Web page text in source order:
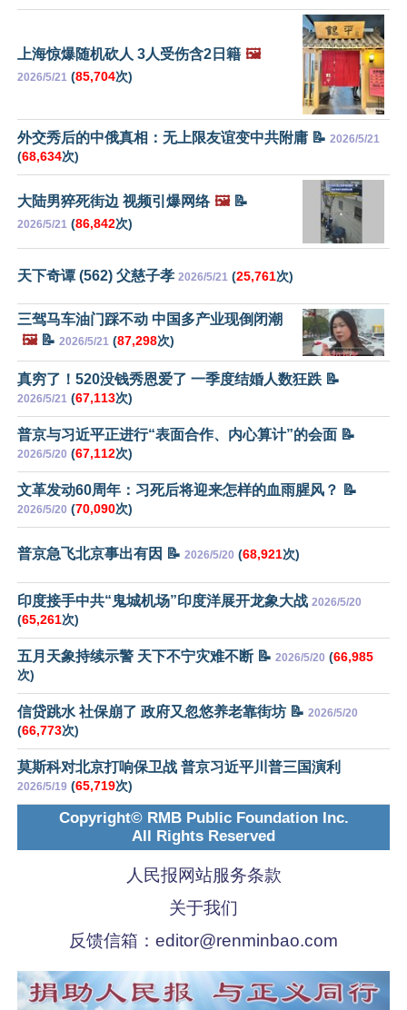
上海惊爆随机砍人 3人受伤含2日籍 🖼️
2026/5/21 (85,704次)
外交秀后的中俄真相：无上限友谊变中共附庸 📝 2026/5/21
(68,634次)
大陆男猝死街边 视频引爆网络 🖼️📝
2026/5/21 (86,842次)
天下奇谭 (562) 父慈子孝 2026/5/21 (25,761次)
三驾马车油门踩不动 中国多产业现倒闭潮
🖼️📝 2026/5/21 (87,298次)
真穷了！520没钱秀恩爱了 一季度结婚人数狂跌 📝
2026/5/21 (67,113次)
普京与习近平正进行“表面合作、内心算计”的会面 📝
2026/5/20 (67,112次)
文革发动60周年：习死后将迎来怎样的血雨腥风？ 📝
2026/5/20 (70,090次)
普京急飞北京事出有因 📝 2026/5/20 (68,921次)
印度接手中共“鬼城机场”印度洋展开龙象大战 2026/5/20
(65,261次)
五月天象持续示警 天下不宁灾难不断 📝 2026/5/20 (66,985
次)
信贷跳水 社保崩了 政府又忽悠养老靠街坊 📝 2026/5/20
(66,773次)
莫斯科对北京打响保卫战 普京习近平川普三国演利
2026/5/19 (65,719次)
Copyright© RMB Public Foundation Inc.
All Rights Reserved
人民报网站服务条款
关于我们
反馈信箱： editor@renminbao.com